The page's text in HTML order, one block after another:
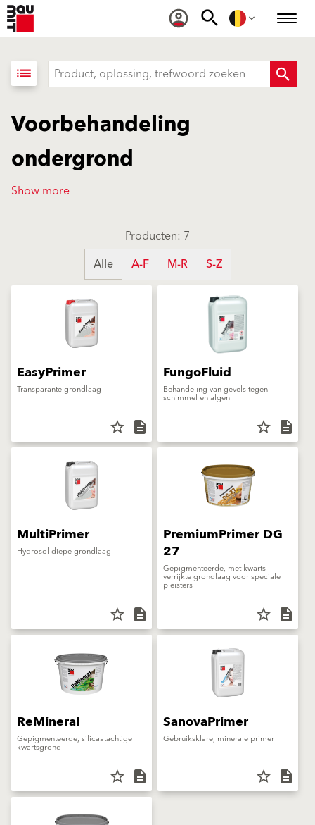
list
Voorbehandeling
ondergrond
Show more
Producten: 7
Alle
A-F M-R S-Z
EasyPrimer
Transparante grondlaag
star_border description
FungoFluid
Behandeling van gevels tegen
schimmel en algen
star_border description
MultiPrimer
Hydrosol diepe grondlaag
star_border description
PremiumPrimer DG
27
Gepigmenteerde, met kwarts
verrijkte grondlaag voor speciale
pleisters
star_border description
ReMineral
Gepigmenteerde, silicaatachtige
kwartsgrond
star_border description
SanovaPrimer
Gebruiksklare, minerale primer
star_border description